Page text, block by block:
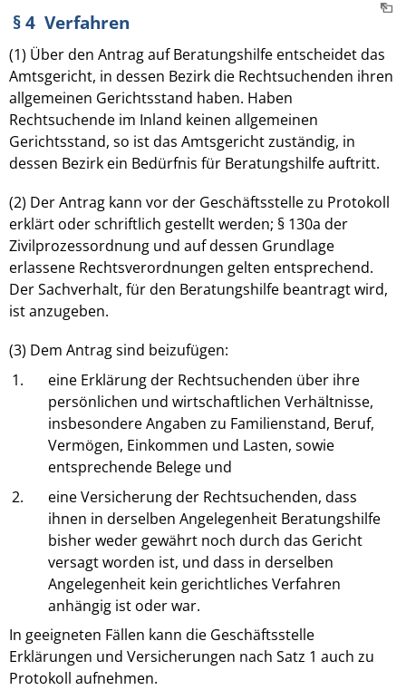
§ 4 Verfahren
(1) Über den Antrag auf Beratungshilfe entscheidet das
Amtsgericht, in dessen Bezirk die Rechtsuchenden ihren
allgemeinen Gerichtsstand haben. Haben
Rechtsuchende im Inland keinen allgemeinen
Gerichtsstand, so ist das Amtsgericht zuständig, in
dessen Bezirk ein Bedürfnis für Beratungshilfe auftritt.
(2) Der Antrag kann vor der Geschäftsstelle zu Protokoll
erklärt oder schriftlich gestellt werden; § 130a der
Zivilprozessordnung und auf dessen Grundlage
erlassene Rechtsverordnungen gelten entsprechend.
Der Sachverhalt, für den Beratungshilfe beantragt wird,
ist anzugeben.
(3) Dem Antrag sind beizufügen:
1.
eine Erklärung der Rechtsuchenden über ihre
persönlichen und wirtschaftlichen Verhältnisse,
insbesondere Angaben zu Familienstand, Beruf,
Vermögen, Einkommen und Lasten, sowie
entsprechende Belege und
2.
eine Versicherung der Rechtsuchenden, dass
ihnen in derselben Angelegenheit Beratungshilfe
bisher weder gewährt noch durch das Gericht
versagt worden ist, und dass in derselben
Angelegenheit kein gerichtliches Verfahren
anhängig ist oder war.
In geeigneten Fällen kann die Geschäftsstelle
Erklärungen und Versicherungen nach Satz 1 auch zu
Protokoll aufnehmen.